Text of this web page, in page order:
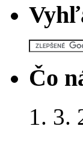
Čo
1. 3.